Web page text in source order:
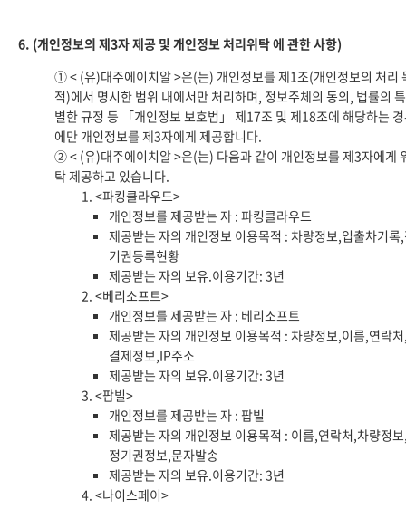
6. (개인정보의 제3자 제공 및 개인정보 처리위탁 에 관한 사항)
① < (유)대주에이치알 >은(는) 개인정보를 제1조(개인정보의 처리
적)에서 명시한 범위 내에서만 처리하며, 정보주체의 동의, 법률의 특
별한 규정 등 「개인정보 보호법」 제17조 및 제18조에 해당하는
에만 개인정보를 제3자에게 제공합니다.
② < (유)대주에이치알 >은(는) 다음과 같이 개인정보를 제3자에게
탁 제공하고 있습니다.
1. <파킹클라우드>
개인정보를 제공받는 자 : 파킹클라우드
제공받는 자의 개인정보 이용목적 : 차량정보,입출차기록
기권등록현황
제공받는 자의 보유.이용기간: 3년
2. <베리소프트>
개인정보를 제공받는 자 : 베리소프트
제공받는 자의 개인정보 이용목적 : 차량정보,이름,연락
결제정보,IP주소
제공받는 자의 보유.이용기간: 3년
3. <팝빌>
개인정보를 제공받는 자 : 팝빌
제공받는 자의 개인정보 이용목적 : 이름,연락처,차량정
정기권정보,문자발송
제공받는 자의 보유.이용기간: 3년
4. <나이스페이>